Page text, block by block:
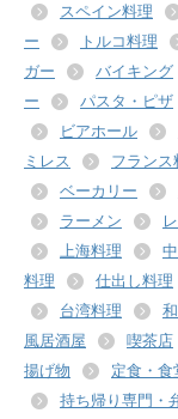
スペイン料理
ー
トルコ料理
ガー
バイキング
ー
パスタ・ピザ
ビアホール
ミレス
フランス
ベーカリー
ラーメン
上海料理
料理
仕出し料理
台湾料理
風居酒屋
喫茶店
揚げ物
定食・食
持ち帰り専門・